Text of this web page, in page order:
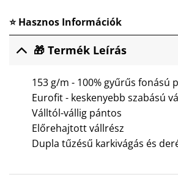
⭐ Hasznos Információk
🎁 Termék Leírás
153 g/m - 100% gyűrűs fonású
Eurofit - keskenyebb szabású
Válltól-vállig pántos
Előrehajtott vállrész
Dupla tűzésű karkivágás és